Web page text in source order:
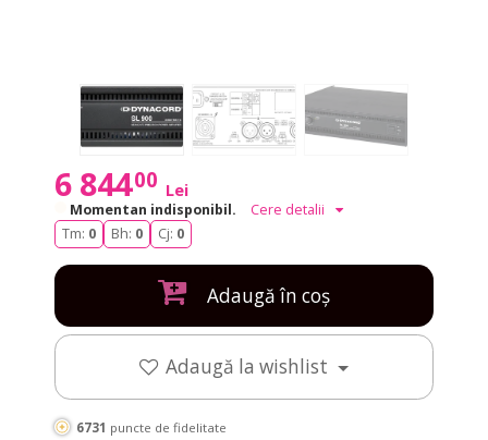
6 84400 Lei
Momentan indisponibil.
Cere detalii
Tm: 0 Bh: 0 Cj: 0
Adaugă în coș
Adaugă la wishlist
6731 puncte de fidelitate